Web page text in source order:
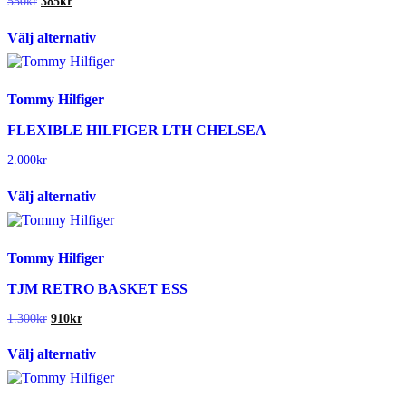
var:
550kr.
priset
är:
385kr.
Välj alternativhär
produkten
har
varianter.
olika
produktsidan
Tommy Hilfiger
FLEXIBLE HILFIGER LTH CHELSEA
2.000kr
Välj alternativhär
produkten
har
varianter.
olika
produktsidan
Tommy Hilfiger
TJM RETRO BASKET ESS
1.300kr Det
var:
1.300kr.
910krDet
priset
är:
910kr.
Välj alternativhär
produkten
har